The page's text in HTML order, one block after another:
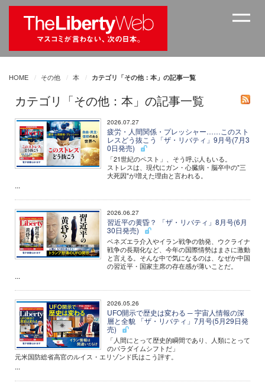
HOME その他 本 カテゴリ「その他：本」の記事一覧
カテゴリ「その他：本」の記事一覧
2026.07.27
疲労・人間関係・プレッシャー……このスト
レスどう抜こう「ザ・リバティ」9月号(7月3
0日発売)
「21世紀のペスト」、そう呼ぶ人もいる。
ストレスは、現代にガン・心臓病・脳卒中の"三
大死因"が増えた理由と言われる。
...
2026.06.27
習近平の黄昏？ 「ザ・リバティ」8月号(6月
30日発売)
ベネズエラ介入やイラン戦争の勃発、ウクライナ
戦争の長期化など、今年の国際情勢はまさに激動
と言える。そんな中で気になるのは、なぜか中国
の習近平・国家主席の存在感が薄いことだ。
...
2026.05.26
UFO開示で歴史は変わる ─ 宇宙人情報の深
層と全貌 「ザ・リバティ」7月号(5月29日発
売)
「人間にとって歴史的瞬間であり、人類にとって
のパラダイムシフトだ」
元米国防総省高官のルイス・エリゾンド氏はこう評す。
...